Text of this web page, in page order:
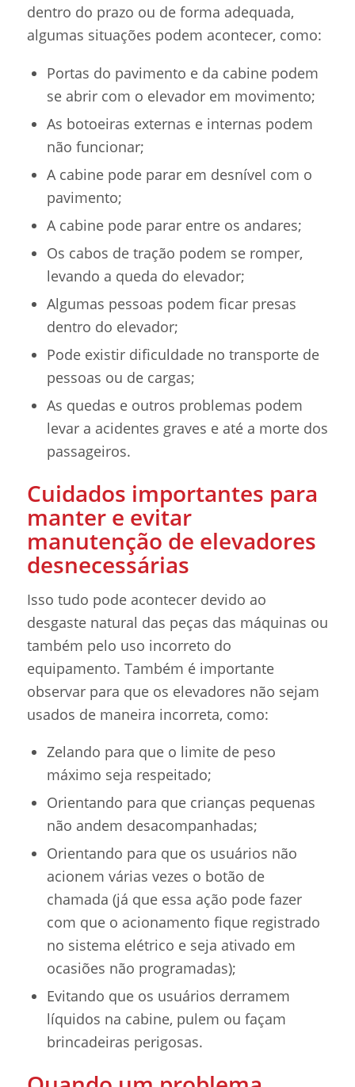
dentro do prazo ou de forma adequada,
algumas situações podem acontecer, como:
Portas do pavimento e da cabine podem
se abrir com o elevador em movimento;
As botoeiras externas e internas podem
não funcionar;
A cabine pode parar em desnível com o
pavimento;
A cabine pode parar entre os andares;
Os cabos de tração podem se romper,
levando a queda do elevador;
Algumas pessoas podem ficar presas
dentro do elevador;
Pode existir dificuldade no transporte de
pessoas ou de cargas;
As quedas e outros problemas podem
levar a acidentes graves e até a morte dos
passageiros.
Cuidados importantes para
manter e evitar
manutenção de elevadores
desnecessárias
Isso tudo pode acontecer devido ao
desgaste natural das peças das máquinas ou
também pelo uso incorreto do
equipamento. Também é importante
observar para que os elevadores não sejam
usados de maneira incorreta, como:
Zelando para que o limite de peso
máximo seja respeitado;
Orientando para que crianças pequenas
não andem desacompanhadas;
Orientando para que os usuários não
acionem várias vezes o botão de
chamada (já que essa ação pode fazer
com que o acionamento fique registrado
no sistema elétrico e seja ativado em
ocasiões não programadas);
Evitando que os usuários derramem
líquidos na cabine, pulem ou façam
brincadeiras perigosas.